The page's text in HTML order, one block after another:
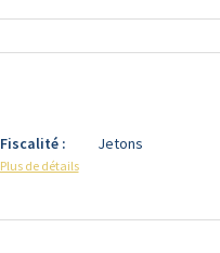
Fiscalité : Jetons
Plus de détails